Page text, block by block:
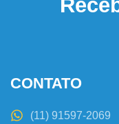
CONTATO
(11) 91597-2069